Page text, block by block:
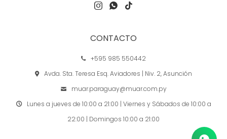
CONTACTO
+595 985 550442
Avda. Sta. Teresa Esq. Aviadores | Niv. 2, Asunción
muar.paraguay@muar.com.py
Lunes a jueves de 10:00 a 21:00 | Viernes y Sábados de 10:00 a
22:00 | Domingos 10:00 a 21:00
  